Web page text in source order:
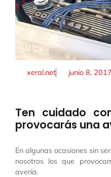
xeral.net junio 8, 2017
Ten cuidado
provocarás una
En algunas ocasiones sin
nosotros los que
avería.